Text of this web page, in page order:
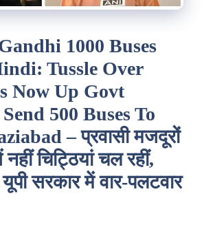
1000 Buses
Tussle Over
Now Up Govt
500 Buses To
– प्रवासी मजदूरों
चिट्ठियां चल रहीं,
सरकार में वार-पलटवार